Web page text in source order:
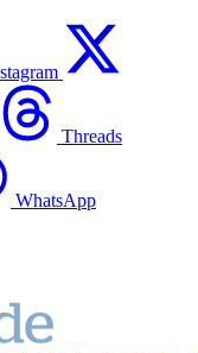
Threads
WhatsApp